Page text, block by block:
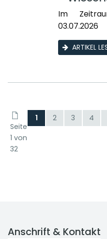
Im
03.07.2026
ARTIKEL
Seite
1 von
32
1 2 3 4
Anschrift & Kontakt